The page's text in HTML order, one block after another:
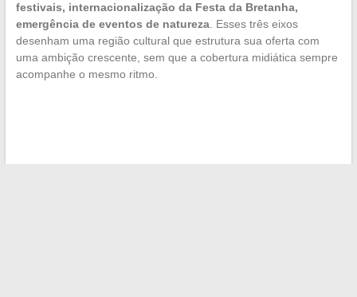
festivais, internacionalização da Festa da Bretanha,
emergência de eventos de natureza. Esses três eixos
desenham uma região cultural que estrutura sua oferta com
uma ambição crescente, sem que a cobertura midiática sempre
acompanhe o mesmo ritmo.